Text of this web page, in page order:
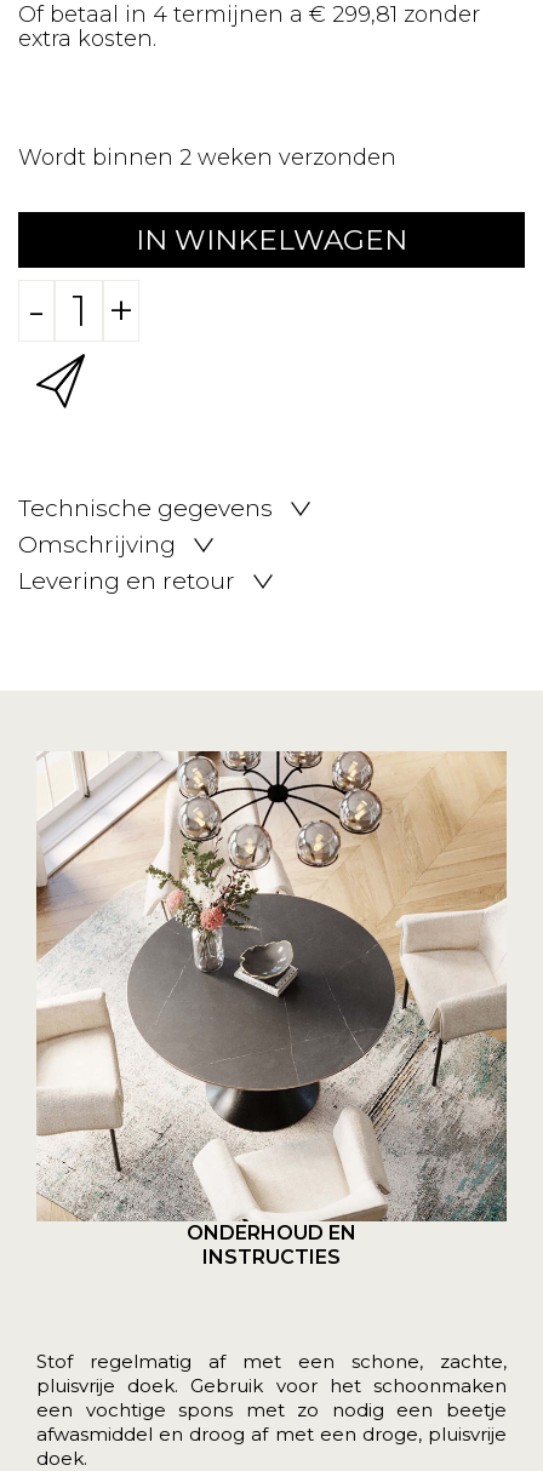
Of betaal in 4 termijnen a € 299,81 zonder
extra kosten.
Wordt binnen 2 weken verzonden
IN WINKELWAGEN
- +
Technische gegevens
Omschrijving
Levering en retour
ONDERHOUD EN
INSTRUCTIES
Stof regelmatig af met een schone, zachte,
pluisvrije doek. Gebruik voor het schoonmaken
een vochtige spons met zo nodig een beetje
afwasmiddel en droog af met een droge, pluisvrije
doek.